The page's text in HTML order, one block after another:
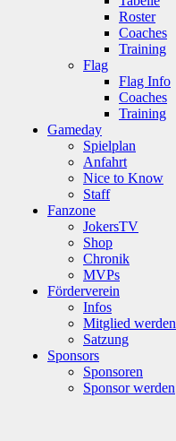
Roster
Coaches
Training
Flag
Flag Info
Coaches
Training
Gameday
Spielplan
Anfahrt
Nice to Know
Staff
Fanzone
JokersTV
Shop
Chronik
MVPs
Förderverein
Infos
Mitglied werden
Satzung
Sponsors
Sponsoren
Sponsor werden